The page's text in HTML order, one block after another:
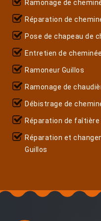
Ramonage de
Réparation de
Pose de chapeau de
Entretien de
Ramoneur Guillos
Ramonage de
Débistrage de
Réparation de faîtière
Réparation et
Guillos